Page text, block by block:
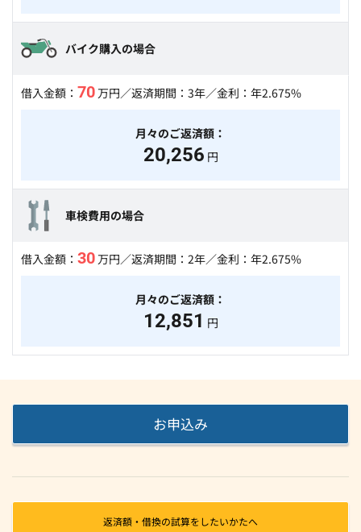
バイク購入の場合
借入金額： 70 万円／返済期間：3年／金利：年2.675%
月々のご返済額：
20,256 円
車検費用の場合
借入金額： 30 万円／返済期間：2年／金利：年2.675%
月々のご返済額：
12,851 円
お申込み
返済額・借換の試算をしたいかたへ